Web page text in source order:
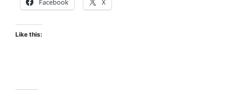
Facebook X
Like this: